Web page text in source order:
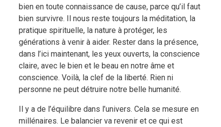
bien en toute connaissance de cause, parce qu’il faut
bien survivre. Il nous reste toujours la méditation, la
pratique spirituelle, la nature à protéger, les
générations à venir à aider. Rester dans la présence,
dans l’ici maintenant, les yeux ouverts, la conscience
claire, avec le bien et le beau en notre âme et
conscience. Voilà, la clef de la liberté. Rien ni
personne ne peut détruire notre belle humanité.
Il y a de l’équilibre dans l’univers. Cela se mesure en
millénaires. Le balancier va revenir et ce qui est